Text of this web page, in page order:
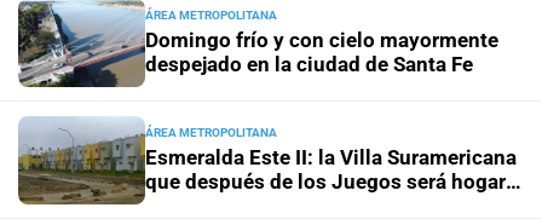
Inauguran sala Fijaron la primera audiencia penal
Santa Fe
Tragedia en Bariloche
Murió una nena de 3 años tras caer
ÁREA METROPOLITANA
Domingo frío y con cielo mayormente
despejado en la ciudad de Santa Fe
ÁREA METROPOLITANA
Esmeralda Este II: la Villa Suramericana
que después de los Juegos será hogar